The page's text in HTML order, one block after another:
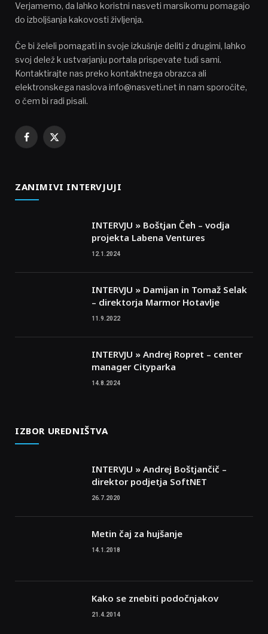
Verjamemo, da lahko koristni nasveti marsikomu pomagajo
do izboljšanja kakovosti življenja.
Če bi želeli pomagati in svoje izkušnje deliti z drugimi, lahko
svoj delež k ustvarjanju portala prispevate tudi sami.
Kontaktirajte nas preko kontaktnega obrazca ali
elektronskega naslova info@nasveti.net in nam sporočite,
o čem bi radi pisali.
Facebook
X
ZANIMIVI INTERVJUJI
INTERVJU » Boštjan Čeh – vodja
projekta Labena Ventures
12.1.2024
INTERVJU » Damijan in Tomaž Selak
– direktorja Marmor Hotavlje
11.9.2022
INTERVJU » Andrej Ropret – center
manager Cityparka
14.8.2024
IZBOR UREDNIŠTVA
INTERVJU » Andrej Boštjančič –
direktor podjetja SoftNET
26.7.2020
Metin čaj za hujšanje
14.1.2018
Kako se znebiti podočnjakov
21.4.2014